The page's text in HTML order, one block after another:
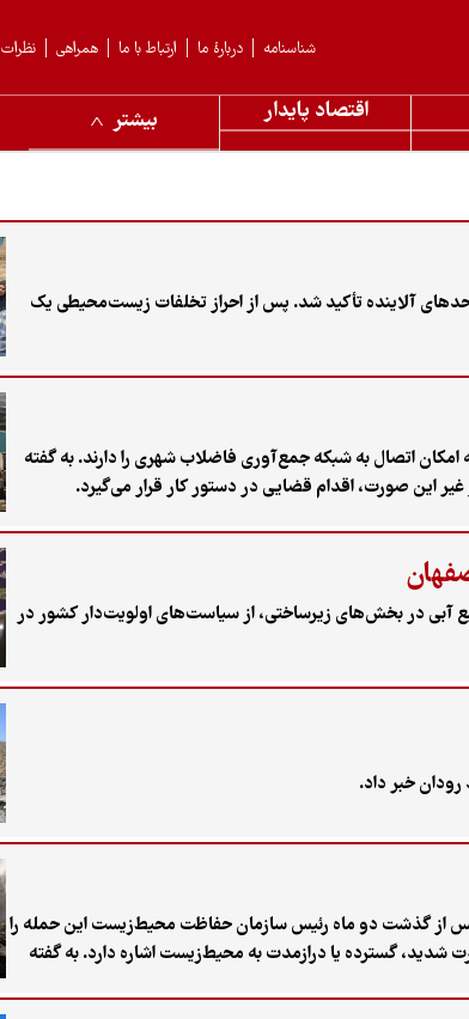
نظرات همراهی ارتباط با ما دربارهٔ ما شناسنامه
اقتصاد پایدار بیشتر
آلاینده تأکید شد. پس از احراز تخلفات زیست‌محیطی یک
زیست شهرستان تهران از شناسایی ۲۵ واحد شهرک و مجتمع مسکونی در منطقه ۲۲ خبر داد که امکان اتصال به شبکه جمع‌آوری فاضلاب شهری را دارند. به گفته
این صورت، اقدام قضایی در دستور کار قرار می‌گیرد.
در بخش‌های زیرساختی، از سیاست‌های اولویت‌دار کشور در
خبر داد.
پس از گذشت دو ماه رئیس سازمان حفاظت محیط‌زیست این حمله را
شدید، گسترده یا درازمدت به محیط‌زیست اشاره دارد. به گفته